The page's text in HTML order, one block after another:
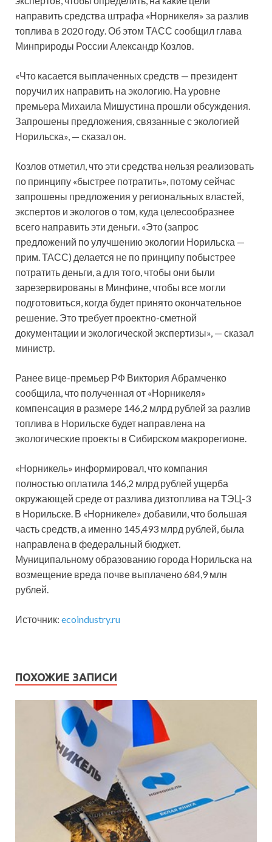
направить средства штрафа «Норникеля» за разлив
топлива в 2020 году. Об этом ТАСС сообщил глава
Минприроды России Александр Козлов.
«Что касается выплаченных средств — президент
поручил их направить на экологию. На уровне
премьера Михаила Мишустина прошли обсуждения.
Запрошены предложения, связанные с экологией
Норильска», — сказал он.
Козлов отметил, что эти средства нельзя реализовать
по принципу «быстрее потратить», потому сейчас
запрошены предложения у региональных властей,
экспертов и экологов о том, куда целесообразнее
всего направить эти деньги. «Это (запрос
предложений по улучшению экологии Норильска —
прим. ТАСС) делается не по принципу побыстрее
потратить деньги, а для того, чтобы они были
зарезервированы в Минфине, чтобы все могли
подготовиться, когда будет принято окончательное
решение. Это требует проектно-сметной
документации и экологической экспертизы», — сказал
министр.
Ранее вице-премьер РФ Виктория Абрамченко
сообщила, что полученная от «Норникеля»
компенсация в размере 146,2 млрд рублей за разлив
топлива в Норильске будет направлена на
экологические проекты в Сибирском макрорегионе.
«Норникель» информировал, что компания
полностью оплатила 146,2 млрд рублей ущерба
окружающей среде от разлива дизтоплива на ТЭЦ-3
в Норильске. В «Норникеле» добавили, что большая
часть средств, а именно 145,493 млрд рублей, была
направлена в федеральный бюджет.
Муниципальному образованию города Норильска на
возмещение вреда почве выплачено 684,9 млн
рублей.
Источник: ecoindustry.ru
ПОХОЖИЕ ЗАПИСИ